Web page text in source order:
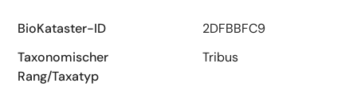
BioKataster-ID
2DFBBFC9
Taxonomischer
Rang/Taxatyp
Tribus